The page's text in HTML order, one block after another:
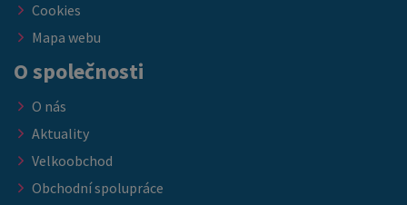
Cookies
Mapa webu
O společnosti
O nás
Aktuality
Velkoobchod
Obchodní spolupráce